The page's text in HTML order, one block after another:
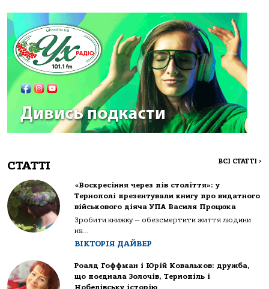
СТАТТІ ВСІ СТАТТІ >
«Воскресіння через пів століття»: у
Тернополі презентували книгу про видатного
військового діяча УПА Василя Процюка
Зробити книжку — обезсмертити життя людини
на...
ВІКТОРІЯ ДАЙВЕР
Роалд Гоффман і Юрій Ковальков: дружба,
що поєднала Золочів, Тернопіль і
Нобелівську історію